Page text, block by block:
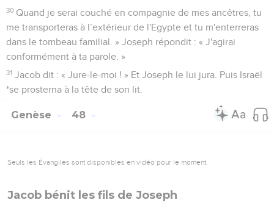
30 Quand je serai couché en compagnie de mes ancêtres, tu
me transporteras à l’extérieur de l'Egypte et tu m'enterreras
dans le tombeau familial. » Joseph répondit : « J'agirai
conformément à ta parole. »
31 Jacob dit : « Jure-le-moi ! » Et Joseph le lui jura. Puis Israël
*se prosterna à la tête de son lit.
Genèse 48
Seuls les Évangiles sont disponibles en vidéo pour le moment.
Jacob bénit les fils de Joseph